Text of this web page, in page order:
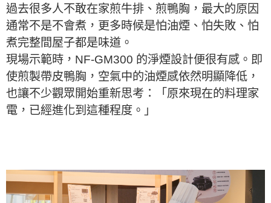
過去很多人不敢在家煎牛排、煎鴨胸，最大的原因
通常不是不會煮，更多時候是怕油煙、怕失敗、怕
煮完整間屋子都是味道。
現場示範時，NF-GM300 的淨煙設計便很有感。即
使煎製帶皮鴨胸，空氣中的油煙感依然明顯降低，
也讓不少觀眾開始重新思考：「原來現在的料理家
電，已經進化到這種程度。」